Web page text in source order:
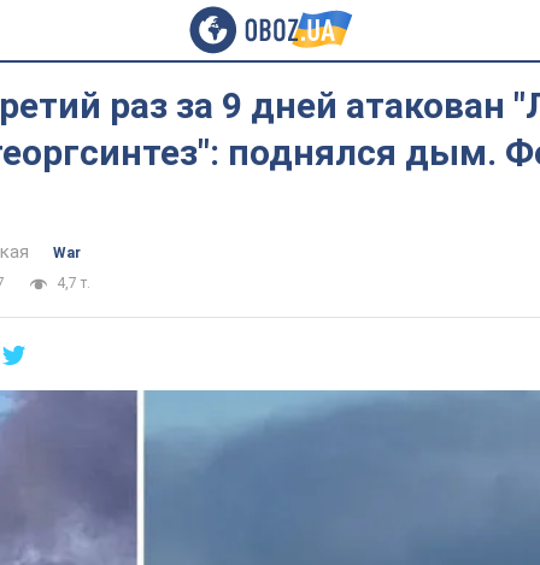
раз за 9 дней атакован
поднялся дым.
War
4,7 т.